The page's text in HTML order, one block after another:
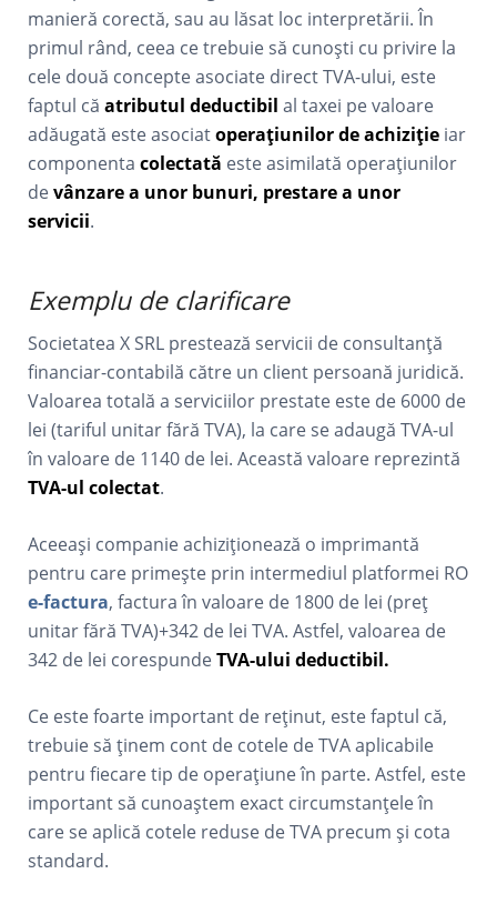
manieră corectă, sau au lăsat loc interpretării. În
primul rând, ceea ce trebuie să cunoști cu privire la
cele două concepte asociate direct TVA-ului, este
faptul căatributul deductibil al taxei pe valoare
adăugată este asociatoperațiunilor de achiziție iar
componentacolectată este asimilată operațiunilor
devânzare a unor bunuri, prestare a unor
servicii.
Exemplu de clarificare
Societatea X SRL prestează servicii de consultanță
financiar-contabilă către un client persoană juridică.
Valoarea totală a serviciilor prestate este de 6000 de
lei (tariful unitar fără TVA), la care se adaugă TVA-ul
în valoare de 1140 de lei. Această valoare reprezintă
TVA-ul colectat.
Aceeași companie achiziționează o imprimantă
pentru care primește prin intermediul platformei RO
e-factura, factura în valoare de 1800 de lei (preț
unitar fără TVA)+342 de lei TVA. Astfel, valoarea de
342 de lei corespundeTVA-ului deductibil.
Ce este foarte important de reținut, este faptul că,
trebuie să ținem cont de cotele de TVA aplicabile
pentru fiecare tip de operațiune în parte. Astfel, este
important să cunoaștem exact circumstanțele în
care se aplică cotele reduse de TVA precum și cota
standard.